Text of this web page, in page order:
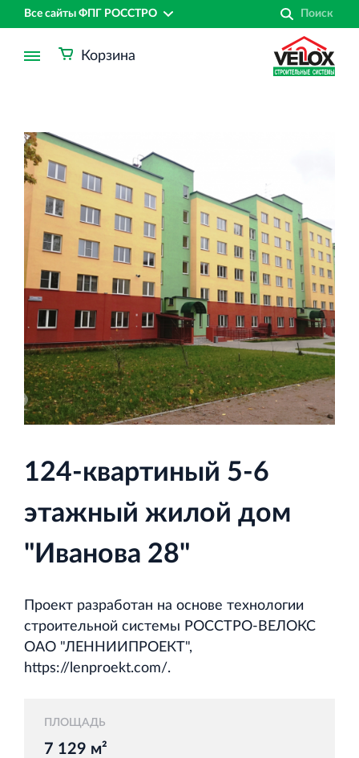
Все сайты ФПГ РОССТРО
Финансово‐промышленная группа РОССТРО
Аренда недвижимости в Санкт‐Петербурге
и Ленинградской области
Строительная система ROSSTRO‐VELOX
Несъёмная опалубка из щепоцементных плит
Научно‐исследовательский институт
ЛЕННИИПРОЕКТ
Проектный институт по жилищно‐гражданскому
строительству
Корзина
124-квартиный 5-6
этажный жилой дом
"Иванова 28"
Проект разработан на основе технологии
строительной системы РОССТРО-ВЕЛОКС
ОАО "ЛЕННИИПРОЕКТ",
https://lenproekt.com/.
ПЛОЩАДЬ
7 129 м²